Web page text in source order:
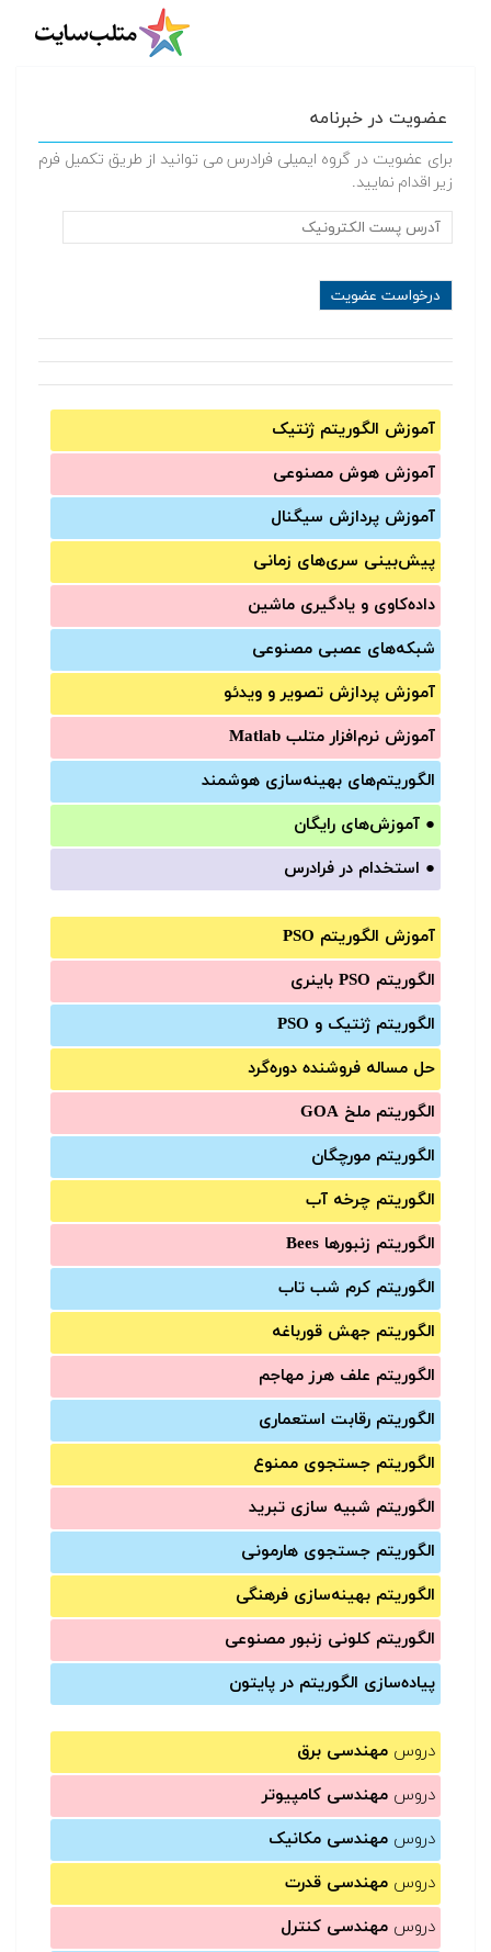
عضویت در خبرنامه
برای عضویت در گروه ایمیلی فرادرس می توانید از طریق تکمیل فرم
زیر اقدام نمایید.
آموزش الگوریتم ژنتیک
آموزش‌ هوش مصنوعی
آموزش‌ پردازش سیگنال
پیش‌‌بینی سری‌‌های زمانی
داده‌کاوی و یادگیری ماشین
شبکه‌های عصبی مصنوعی
آموزش‌ پردازش تصویر و ویدئو
آموزش‌ نرم‌افزار متلب Matlab
الگوریتم‌های بهینه‌سازی هوشمند
● آموزش‌های رایگان
● استخدام در فرادرس
آموزش الگوریتم PSO
الگوریتم PSO باینری
الگوریتم ژنتیک و PSO
حل مساله فروشنده دوره‌گرد
الگوریتم ملخ GOA
الگوریتم مورچگان
الگوریتم چرخه آب
الگوریتم زنبورها Bees
الگوریتم کرم شب تاب
الگوریتم جهش قورباغه
الگوریتم علف هرز مهاجم
الگوریتم رقابت استعماری
الگوریتم جستجوی ممنوع
الگوریتم شبیه سازی تبرید
الگوریتم جستجوی هارمونی
الگوریتم بهینه‌سازی فرهنگی
الگوریتم کلونی زنبور مصنوعی
پیاده‌سازی الگوریتم در پایتون
دروس مهندسی برق
دروس مهندسی کامپیوتر
دروس مهندسی مکانیک
دروس مهندسی قدرت
دروس مهندسی کنترل